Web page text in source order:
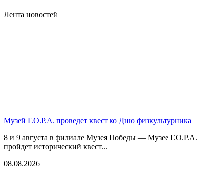
Лента новостей
Музей Г.О.Р.А. проведет квест ко Дню физкультурника
8 и 9 августа в филиале Музея Победы — Музее Г.О.Р.А.
пройдет исторический квест...
08.08.2026